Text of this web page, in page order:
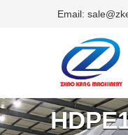
Email: